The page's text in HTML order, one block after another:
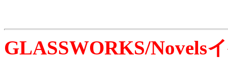
GLASSWORKS/Novels